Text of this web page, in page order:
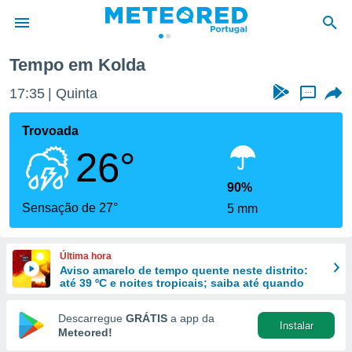
da
foi
fornecidas
a este
das
e
forma
digital
Tempo em Kolda
17:35 Quinta ...
Trovoada
26°
Sensação de 27°
90%
5 mm
Última hora
Aviso amarelo de tempo quente neste distrito:
até 39 ºC e noites tropicais; saiba até quando
Descarregue GRÁTIS a app da
Meteored!
Instalar